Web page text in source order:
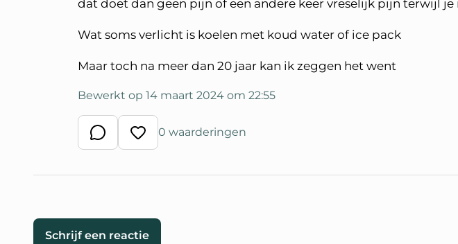
dat doet dan geen pijn of een andere keer vreselijk pijn terwijl
Wat soms verlicht is koelen met koud water of ice pack
Maar toch na meer dan 20 jaar kan ik zeggen het went
Bewerkt op 14 maart 2024 om 22:55
Schrijf een reactie
Waardeer reactie
0 waarderingen
Schrijf een reactie